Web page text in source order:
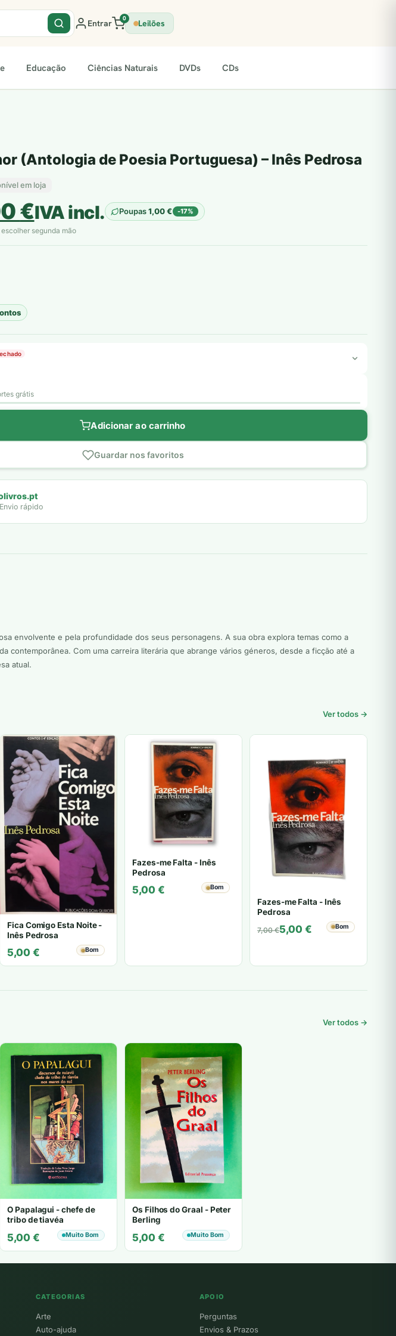
Entrar 0 Leilões
Educação Ciências Naturais DVDs CDs
(Antologia de Poesia Portuguesa) – Inês Pedrosa
em loja
€IVA incl. Poupas1,00€ -17%
segunda mão
grátis
Adicionar ao carrinho
Guardar nos favoritos
rápido
envolvente e pela profundidade dos seus personagens. A sua obra explora temas como a
contemporânea. Com uma carreira literária que abrange vários géneros, desde a ficção até a
atual.
Ver todos →
Fica Comigo Esta Noite -
Inês Pedrosa
5,00 € Bom
Fazes-me Falta - Inês
Pedrosa
5,00 € Bom
Fazes-me Falta - Inês
Pedrosa
7,00€
O
5,00 €
O
Bom
Ver todos →
O Papalagui - chefe de
tribo de tiavéa
5,00 € Muito Bom
Os Filhos do Graal - Peter
Berling
5,00 € Muito Bom
CATEGORIAS
Arte
Auto-ajuda
APOIO
Perguntas
Envios & Prazos